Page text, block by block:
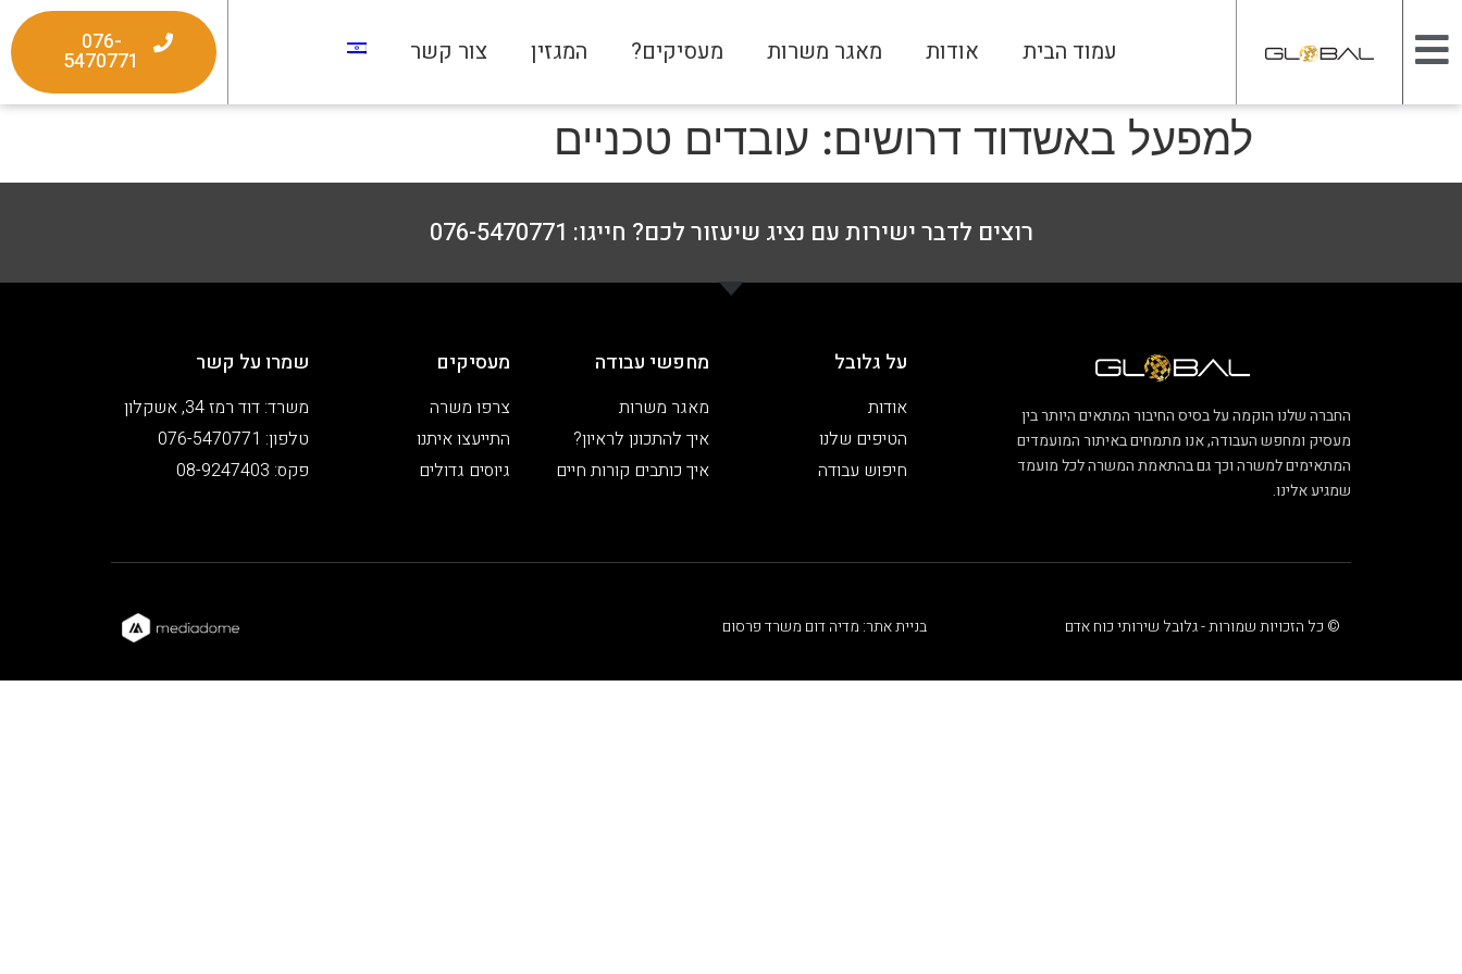
עמוד הבית אודות מאגר משרות מעסיקים? המגזין צור קשר 076-
5470771
למפעל באשדוד דרושים: עובדים טכניים
רוצים לדבר ישירות עם נציג שיעזור לכם? חייגו: 076-5470771
החברה שלנו הוקמה על בסיס החיבור המתאים היותר בין
מעסיק ומחפש העבודה, אנו מתמחים באיתור המועמדים
המתאימים למשרה וכך גם בהתאמת המשרה לכל מועמד
שמגיע אלינו.
על גלובל
אודות
הטיפים שלנו
חיפוש עבודה
מחפשי עבודה
מאגר משרות
איך להתכונן לראיון?
איך כותבים קורות חיים
מעסיקים
צרפו משרה
התייעצו איתנו
גיוסים גדולים
שמרו על קשר
משרד: דוד רמז 34, אשקלון
טלפון: 076-5470771
פקס: 08-9247403
© כל הזכויות שמורות - גלובל שירותי כוח אדם בניית אתר: מדיה דום משרד פרסום